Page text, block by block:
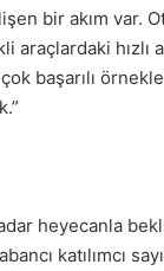
bir akım var.
hızlı
başarılı
heyecanla
katılımcı